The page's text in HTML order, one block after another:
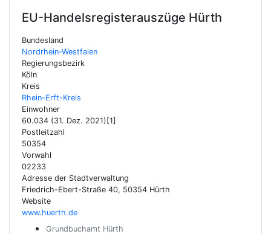
EU-Handelsregisterauszüge Hürth
Bundesland
Nordrhein-Westfalen
Regierungsbezirk
Köln
Kreis
Rhein-Erft-Kreis
Einwohner
60.034 (31. Dez. 2021)[1]
Postleitzahl
50354
Vorwahl
02233
Adresse der Stadtverwaltung
Friedrich-Ebert-Straße 40, 50354 Hürth
Website
www.huerth.de
Grundbuchamt Hürth